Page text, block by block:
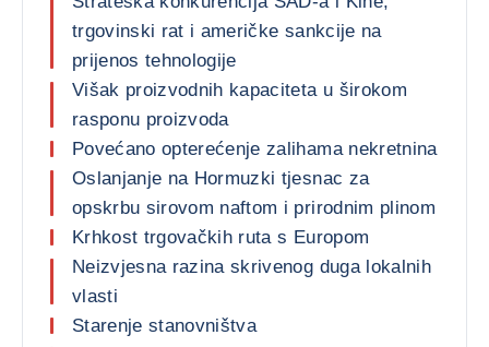
trgovinski rat i američke sankcije na
prijenos tehnologije
Višak proizvodnih kapaciteta u širokom
rasponu proizvoda
Povećano opterećenje zalihama nekretnina
Oslanjanje na Hormuzki tjesnac za
opskrbu sirovom naftom i prirodnim plinom
Krhkost trgovačkih ruta s Europom
Neizvjesna razina skrivenog duga lokalnih
vlasti
Starenje stanovništva